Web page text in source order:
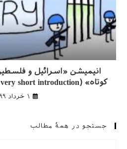
انیمیشن «اسرائیل و
کوتاه» (Israel & Palestine: A very short introduction)
۱ خرداد ۱۳۹۹
جستجو در همهٔ مطالب